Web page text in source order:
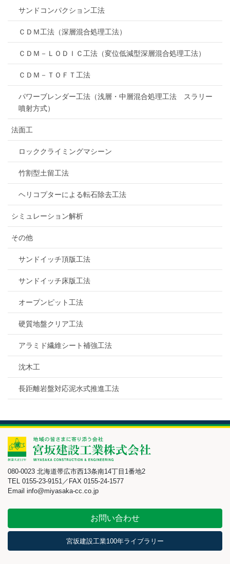
サンドコンパクション工法
ＣＤＭ工法（深層混合処理工法）
ＣＤＭ－ＬＯＤＩＣ工法（変位低減型深層混合処理工法）
ＣＤＭ－ＴＯＦＴ工法
パワーブレンダー工法（浅層・中層混合処理工法 スラリー
噴射方式）
法面工
ロッククライミングマシーン
竹割型土留工法
ヘリコプターによる転石除去工法
シミュレーション解析
その他
サンドイッチ頂版工法
サンドイッチ床版工法
オープンピット工法
硬質地盤クリア工法
アラミド繊維シート補強工法
沈木工
長距離岩盤対応泥水式推進工法
080-0023 北海道帯広市西13条南14丁目1番地2
TEL 0155-23-9151／FAX 0155-24-1577
Email info@miyasaka-cc.co.jp
お問い合わせ
宮坂建設工業100年ライブラリー